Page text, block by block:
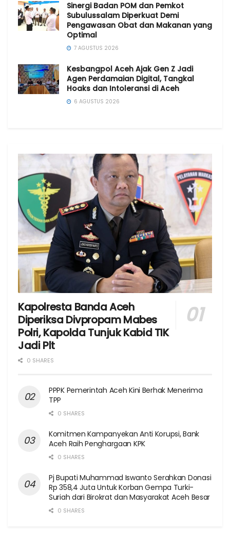
Sinergi Badan POM dan Pemkot
Subulussalam Diperkuat Demi
Pengawasan Obat dan Makanan yang
Optimal
7 AGUSTUS 2026
Kesbangpol Aceh Ajak Gen Z Jadi
Agen Perdamaian Digital, Tangkal
Hoaks dan Intoleransi di Aceh
6 AGUSTUS 2026
Kapolresta Banda Aceh
Diperiksa Divpropam Mabes
Polri, Kapolda Tunjuk Kabid TIK
Jadi Plt
0 SHARES
PPPK Pemerintah Aceh Kini Berhak Menerima
TPP
0 SHARES
Komitmen Kampanyekan Anti Korupsi, Bank
Aceh Raih Penghargaan KPK
0 SHARES
Pj Bupati Muhammad Iswanto Serahkan Donasi
Rp 358,4 Juta Untuk Korban Gempa Turki-
Suriah dari Birokrat dan Masyarakat Aceh Besar
0 SHARES